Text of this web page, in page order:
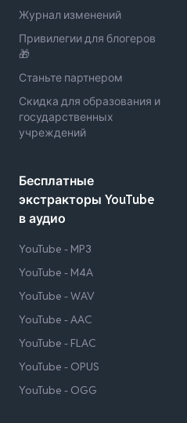
Журнал изменений
Привилегии для блогеров
🎁
Станьте партнером
Скидка для образования и
государственных
учреждений
Бесплатные
экстракторы YouTube
в аудио
YouTube - MP3
YouTube - M4A
YouTube - WAV
YouTube - AAC
YouTube - FLAC
YouTube - OPUS
YouTube - OGG